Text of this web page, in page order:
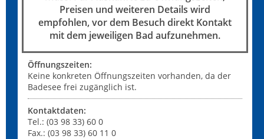
Preisen und weiteren Details wird
empfohlen, vor dem Besuch direkt Kontakt
mit dem jeweiligen Bad aufzunehmen.
Öffnungszeiten:
Keine konkreten Öffnungszeiten vorhanden, da der
Badesee frei zugänglich ist.
Kontaktdaten:
Tel.: (03 98 33) 60 0
Fax.: (03 98 33) 60 11 0